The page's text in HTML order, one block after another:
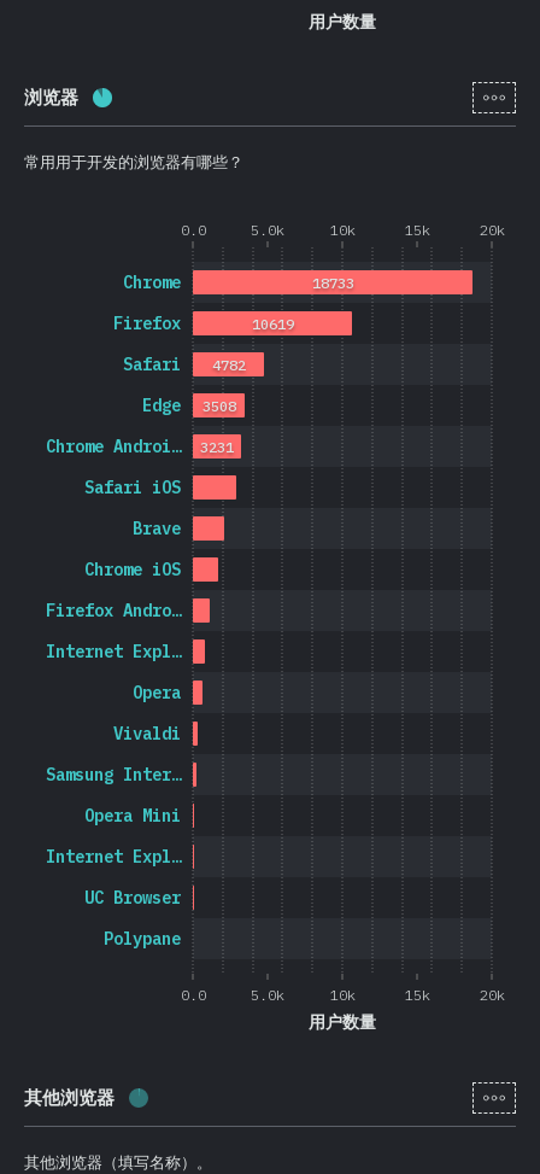
用户数量
浏览器 完成率: [zh-
常用用于开发的浏览器有哪些？
0.0 5.0k 10k 15k 20k
0.0 5.0k 10k 15k 20k
用户数量
Polypane
UC Browser
Internet Expl…
Opera Mini
Samsung Inter…
Vivaldi
Opera
Internet Expl…
Firefox Andro…
Chrome iOS
Brave
Safari iOS
Chrome Androi…
Edge
Safari
Firefox
Chrome
3231
3508
4782
10619
18733
其他浏览器 完成率: [zh-
其他浏览器（填写名称）。